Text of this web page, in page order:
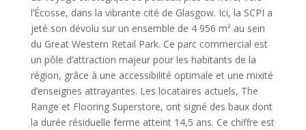
l’Écosse, dans la vibrante cité de Glasgow. Ici, la SCPI a
jeté son dévolu sur un ensemble de 4 956 m² au sein
du Great Western Retail Park. Ce parc commercial est
un pôle d’attraction majeur pour les habitants de la
région, grâce à une accessibilité optimale et une mixité
d’enseignes attrayantes. Les locataires actuels, The
Range et Flooring Superstore, ont signé des baux dont
la durée résiduelle ferme atteint 14,5 ans. Ce chiffre est